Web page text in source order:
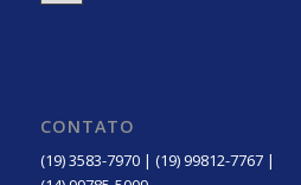
CONTATO
(19) 3583-7970 | (19) 99812-7767 |